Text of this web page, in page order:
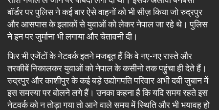
बॉर्डर पर पुलिस ने कई बार ऐसे वाहनों को भी सीज़ किया जो रुद्रपुर
और आसपास के इलाकों से युवाओं को लेकर नेपाल जा रहे थे। पुलिस
ने इन पर जुर्माना भी लगाया और चेतावनी दी।
फिर भी एजेंटों के नेटवर्क इतने मजबूत हैं कि वे नए-नए रास्ते और
तरकीबें निकालकर युवाओं को नेपाल के कसीनो तक पहुंचा ही देते हैं।
रुद्रपुर और काशीपुर के कई बड़े उद्योगपति परिवार अभी दबी जुबान में
इस समस्या पर बोलने लगे हैं। उनका कहना है कि यदि समय रहते इस
नेटवर्क को न तोड़ा गया तो आने वाले समय में स्थिति और भी भयावह हो